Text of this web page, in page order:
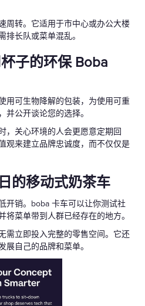
周转。它适用于市中心或办公大楼
排长队或菜单混乱。
子的环保 Boba
用可生物降解的包装，为使用可重
并公开谈论您的选择。
，关心环境的人会更愿意定期回
观来建立品牌忠诚度，而不仅仅是
的移动式奶茶车
开销。boba 卡车可以让你测试社
将菜单带到人群已经存在的地方。
需立即投入完整的零售空间。它还
展自己的品牌和菜单。